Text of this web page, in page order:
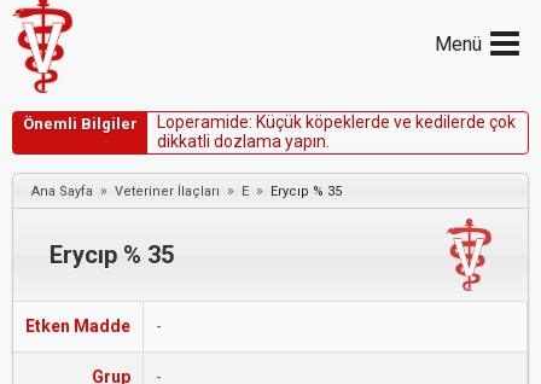
Menü
Önemli Bilgiler Loperamide: Küçük köpekerde ve kedi erde çok
dikkati doz ama yapın
Ana Sayfa » Veteriner İlaçları » E » Erycıp % 35
Erycıp % 35
Etken Madde -
Grup -